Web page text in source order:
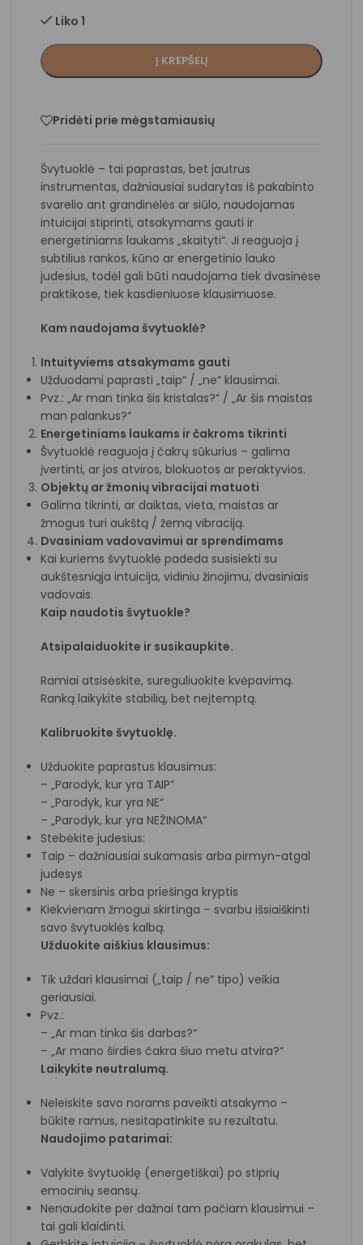
Liko 1
Į KREPŠELĮ
Pridėti prie mėgstamiausių
Švytuoklė – tai paprastas, bet jautrus
instrumentas, dažniausiai sudarytas iš pakabinto
svarelio ant grandinėlės ar siūlo, naudojamas
intuicijai stiprinti, atsakymams gauti ir
energetiniams laukams „skaityti“. Ji reaguoja į
subtilius rankos, kūno ar energetinio lauko
judesius, todėl gali būti naudojama tiek dvasinėse
praktikose, tiek kasdieniuose klausimuose.
Kam naudojama švytuoklė?
Intuityviems atsakymams gauti
Užduodami paprasti „taip“ / „ne“ klausimai.
Pvz.: „Ar man tinka šis kristalas?“ / „Ar šis maistas
man palankus?“
Energetiniams laukams ir čakroms tikrinti
Švytuoklė reaguoja į čakrų sūkurius – galima
įvertinti, ar jos atviros, blokuotos ar peraktyvios.
Objektų ar žmonių vibracijai matuoti
Galima tikrinti, ar daiktas, vieta, maistas ar
žmogus turi aukštą / žemą vibraciją.
Dvasiniam vadovavimui ar sprendimams
Kai kuriems švytuoklė padeda susisiekti su
aukštesniąja intuicija, vidiniu žinojimu, dvasiniais
vadovais.
Kaip naudotis švytuokle?
Atsipalaiduokite ir susikaupkite.
Ramiai atsisėskite, sureguliuokite kvėpavimą.
Ranką laikykite stabilią, bet neįtemptą.
Kalibruokite švytuoklę.
Užduokite paprastus klausimus:
– „Parodyk, kur yra TAIP“
– „Parodyk, kur yra NE“
– „Parodyk, kur yra NEŽINOMA“
Stebėkite judesius:
Taip – dažniausiai sukamasis arba pirmyn-atgal
judesys
Ne – skersinis arba priešinga kryptis
Kiekvienam žmogui skirtinga – svarbu išsiaiškinti
savo švytuoklės kalbą.
Užduokite aiškius klausimus:
Tik uždari klausimai („taip / ne“ tipo) veikia
geriausiai.
Pvz.:
– „Ar man tinka šis darbas?“
– „Ar mano širdies čakra šiuo metu atvira?“
Laikykite neutralumą.
Neleiskite savo norams paveikti atsakymo –
būkite ramus, nesitapatinkite su rezultatu.
Naudojimo patarimai:
Valykite švytuoklę (energetiškai) po stiprių
emocinių seansų.
Nenaudokite per dažnai tam pačiam klausimui –
tai gali klaidinti.